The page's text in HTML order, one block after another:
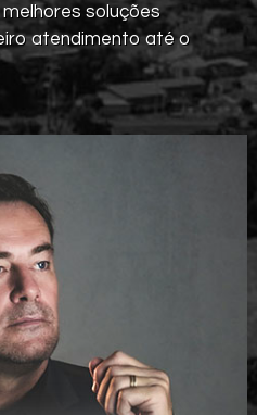
soluções
atendimento até o